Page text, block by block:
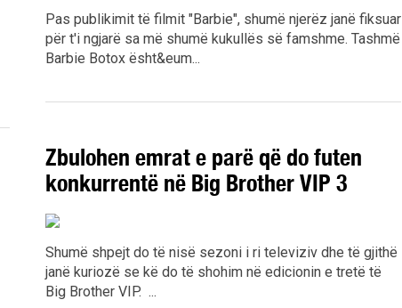
Pas publikimit të filmit "Barbie", shumë njerëz janë fiksuar
për t'i ngjarë sa më shumë kukullës së famshme. Tashmë
Barbie Botox ësht&eum...
Zbulohen emrat e parë që do futen
konkurrentë në Big Brother VIP 3
Shumë shpejt do të nisë sezoni i ri televiziv dhe të gjithë
janë kuriozë se kë do të shohim në edicionin e tretë të
Big Brother VIP. ...